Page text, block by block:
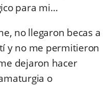
para mi…
no llegaron becas a
y no me permitieron
dejaron hacer
o